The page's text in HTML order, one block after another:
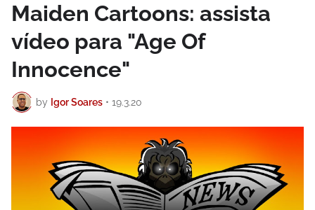
Maiden Cartoons: assista
vídeo para "Age Of
Innocence"
by Igor Soares • 19.3.20